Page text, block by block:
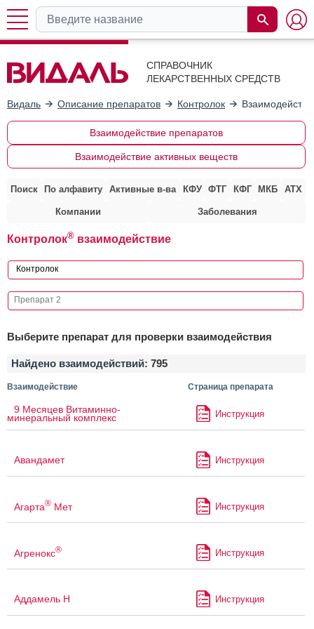
СПРАВОЧНИК
ЛЕКАРСТВЕННЫХ СРЕДСТВ
Видаль Описание препаратов Контролок
Взаимодействие препаратов
Взаимодействие активных веществ
Поиск По алфавиту Активные в-ва КФУ ФТГ КФГ МКБ АТХ
Компании Заболевания
Контролок® взаимодействие
Выберите препарат для проверки взаимодействия
Найдено взаимодействий: 795
Взаимодействие Страница препарата
9 Месяцев Витаминно-
минеральный комплекс Инструкция
Авандамет Инструкция
Агарта® Мет Инструкция
Агренокс® Инструкция
Аддамель Н Инструкция